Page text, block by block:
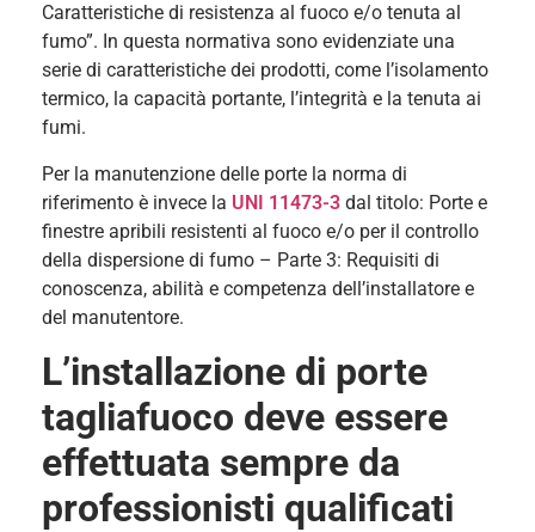
Caratteristiche di resistenza al fuoco e/o tenuta al
fumo”. In questa normativa sono evidenziate una
serie di caratteristiche dei prodotti, come l’isolamento
termico, la capacità portante, l’integrità e la tenuta ai
fumi.
Per la manutenzione delle porte la norma di
riferimento è invece la UNI 11473-3 dal titolo: Porte e
finestre apribili resistenti al fuoco e/o per il controllo
della dispersione di fumo – Parte 3: Requisiti di
conoscenza, abilità e competenza dell’installatore e
del manutentore.
L’installazione di porte
tagliafuoco deve essere
effettuata sempre da
professionisti qualificati